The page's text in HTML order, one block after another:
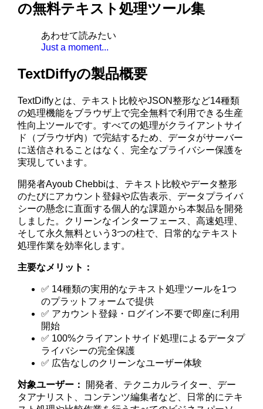
の無料テキスト処理ツール集
あわせて読みたい
Just a moment...
TextDiffyの製品概要
TextDiffyとは、テキスト比較やJSON整形など14種類
の処理機能をブラウザ上で完全無料で利用できる生産
性向上ツールです。すべての処理がクライアントサイ
ド（ブラウザ内）で完結するため、データがサーバー
に送信されることはなく、完全なプライバシー保護を
実現しています。
開発者Ayoub Chebbiは、テキスト比較やデータ整形
のたびにアカウント登録や広告表示、データプライバ
シーの懸念に直面する個人的な課題から本製品を開発
しました。クリーンなインターフェース、高速処理、
そして永久無料という3つの柱で、日常的なテキスト
処理作業を効率化します。
主要なメリット：
✅ 14種類の実用的なテキスト処理ツールを1つ
のプラットフォームで提供
✅ アカウント登録・ログイン不要で即座に利用
開始
✅ 100%クライアントサイド処理によるデータプ
ライバシーの完全保護
✅ 広告なしのクリーンなユーザー体験
対象ユーザー：
開発者、テクニカルライター、デー
タアナリスト、コンテンツ編集者など、日常的にテキ